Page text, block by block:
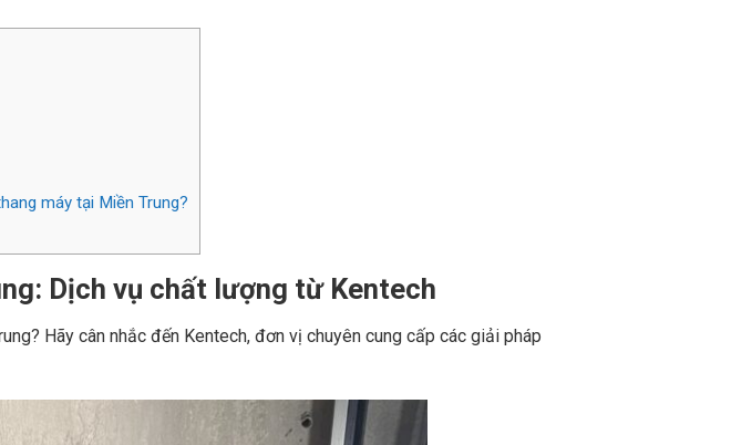
máy tại Miền Trung?
Dịch vụ chất lượng từ Kentech
Hãy cân nhắc đến Kentech, đơn vị chuyên cung cấp các giải pháp